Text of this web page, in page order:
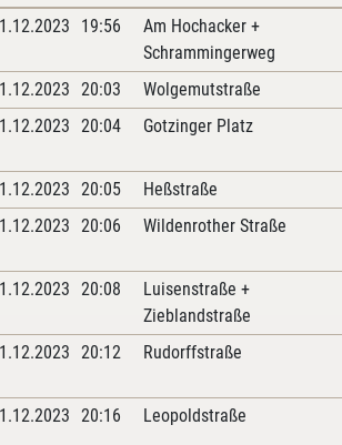
19:56
Am Hochacker +
Schrammingerweg
20:03 Wolgemutstraße
20:04 Gotzinger Platz
20:05 Heßstraße
20:06 Wildenrother Straße
20:08
Luisenstraße +
Zieblandstraße
20:12 Rudorffstraße
20:16 Leopoldstraße